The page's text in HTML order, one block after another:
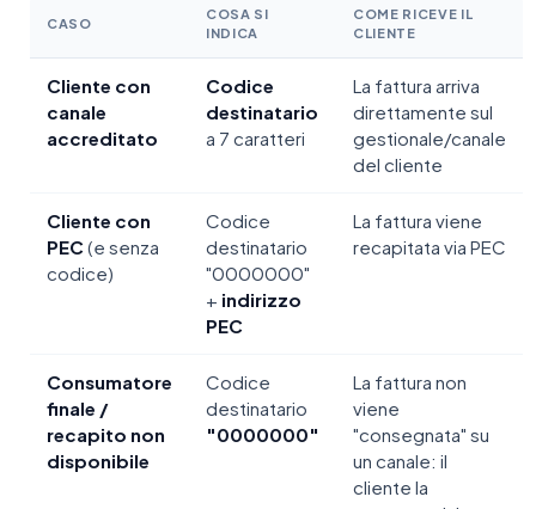
CASO
COSA SI
INDICA
COME RICEVE IL
CLIENTE
Cliente con
canale
accreditato
Codice
destinatario
a 7 caratteri
La fattura arriva
direttamente sul
gestionale/canale
del cliente
Cliente con
PEC(e senza
codice)
Codice
destinatario
"0000000"
+ indirizzo
PEC
La fattura viene
recapitata via PEC
Consumatore
finale /
recapito non
disponibile
Codice
destinatario
"0000000"
La fattura non
viene
"consegnata" su
un canale: il
cliente la